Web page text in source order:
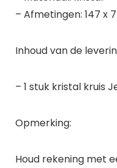
– Afmetingen: 147 x
Inhoud van de
– 1 stuk kristal kruis
Opmerking:
Houd rekening met